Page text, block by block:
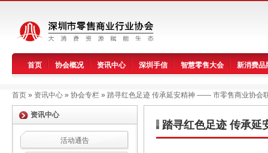
首页 协会概况 资讯中心 深圳手信 智慧零售大会 新消费品
首页 » 资讯中心 » 协会专栏 » 踏寻红色足迹 传承延安精神 —— 市零售商业协会
资讯中心
活动通告
踏寻红色足迹 传承